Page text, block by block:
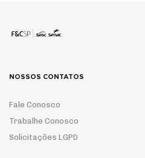
NOSSOS CONTATOS
Fale Conosco
Trabalhe Conosco
Solicitações LGPD